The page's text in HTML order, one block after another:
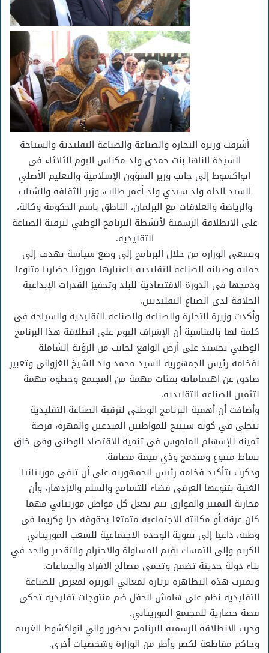
أشرفت وزيرة التجارة والصناعة والصناعة التقليدية والسياحة
السيدة الناها بنت حمدي ولد مكناس اليوم الثلاثاء في
انواكشوط إلى جانب وزير الشؤون الإسلامية والتعليم الأصلي
السيد الداه ولد سيدي ولد أعمر طالب، وزير الثقافة والشباب
والرياضة والعلاقات مع البرلمان، الناطق باسم الحكومة وكالة،
على الانطلاقة الرسمية لأنشطة البرنامج الوطني لترقية الصناعة
التقليدية.
وتسعى الوزارة من خلال البرنامج إلى وضع سياسة تهدف إلى
حماية وصيانة الصناعة التقليدية باعتبارها موروثا حضاريا متنوعا
ودمجها في الدورة الاقتصادية للبلد وتحفيز القدرات الإبداعية
الخلاقة لدى الصناع التقليديين.
وأكدت وزيرة التجارة والصناعة والصناعة التقليدية والسياحة في
كلمة لها بالمناسبة أن الإشراف اليوم على انطلاقة هذا البرنامج
الوطني تجسيد على أرض الواقع لجانب من الرؤية الشاملة
لفخامة رئيس الجمهورية السيد محمد ولد الشيخ الغزواني وتعبير
صادق عن اهتماماته بفئات مهمة من المجتمع وخطوة مهمة
لتثمين الصناعة التقليدية.
وأضافت أن أهمية البرنامج الوطني لترقية الصناعة التقليدية
تتجلى في كونه سيتيح للمواطنين المبدعين والمهرة، فرصة
ثمينة للإسهام الملموس في تنمية الاقتصاد الوطني وفي خلق
نشاط متنوع ومندمج وذي قيمة مضافة.
وذكرت بتأكيد فخامة رئيس الجمهورية على أن تبقى موريتانيا
الغنية بتنوعها العرقي فضاء للتسامح والسلم والازدهار، وأن
محاربة التمييز والفوارق تتم بجعل كل مواطن موريتاني مهما
كان عرقه أو مكانته الاجتماعية متمتعا بحقوقه حرا وكريما في
وطنه، داعيا إلى تقوية الوحدة الاجتماعية للشعب الموريتاني
الكريم وإلى التمسك بقيم المساواة والاحترام والتقدير والجد في
بناء دولة حديثة تضمن وتحمي مصالح الأفراد والجماعات.
وتميزت هذه التظاهرة بزيارة لمعالي الوزيرة لمعرض للصناعة
التقليدية نظم على هامش الحفل ضم منتوجات تقليدية تحكي
قصة حضارية للمجتمع الموريتاني.
وجرت الانطلاقة الرسمية للبرنامج بحضور والي انواكشوط الغربية
وحاكم مقاطعة لكصر وأطر من الوزارة وشخصيات أخرى.